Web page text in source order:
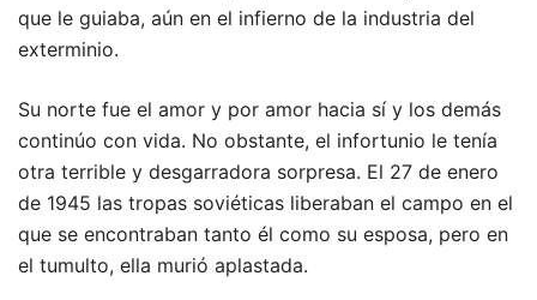
que le guiaba, aún en el infierno de la industria del
exterminio.
Su norte fue el amor y por amor hacia sí y los demás
continúo con vida. No obstante, el infortunio le tenía
otra terrible y desgarradora sorpresa. El 27 de enero
de 1945 las tropas soviéticas liberaban el campo en el
que se encontraban tanto él como su esposa, pero en
el tumulto, ella murió aplastada.